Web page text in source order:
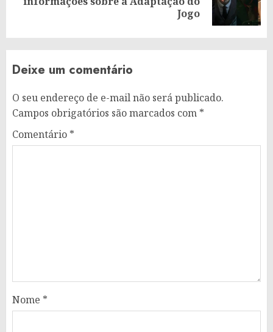
Jogo
Deixe um comentário
O seu endereço de e-mail não será publicado.
Campos obrigatórios são marcados com *
Comentário *
Nome *